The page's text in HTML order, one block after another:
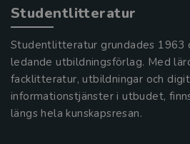
Studentlitteratur
Studentlitteratur grundades 1963
ledande utbildningsförlag. Med
facklitteratur, utbildningar och
informationstjänster i utbudet,
längs hela kunskapsresan.